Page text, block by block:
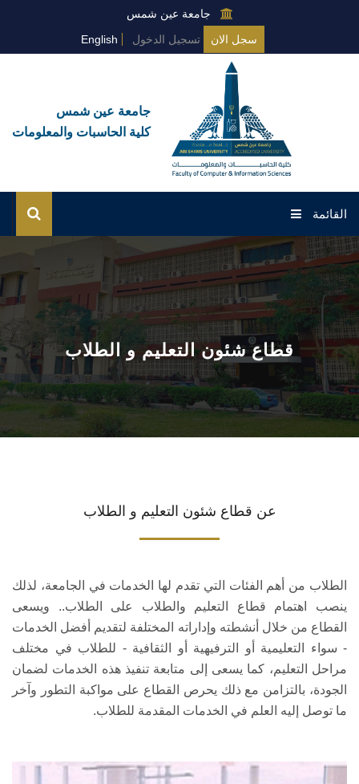
جامعة عين شمس
سجل الان
تسجيل الدخول English
جامعة عين شمس
كلية الحاسبات والمعلومات
القائمة
خدمات القطاع
قطاع شئون التعليم و الطلاب
عن قطاع شئون التعليم و الطلاب
الطلاب من أهم الفئات التي تقدم لها الخدمات في الجامعة، لذلك
ينصب اهتمام قطاع التعليم والطلاب على الطلاب.. ويسعى
القطاع من خلال أنشطته وإداراته المختلفة لتقديم أفضل الخدمات
- سواء التعليمية أو الترفيهية أو الثقافية - للطلاب في مختلف
مراحل التعليم، كما يسعى إلى متابعة تنفيذ هذه الخدمات لضمان
الجودة، بالتزامن مع ذلك يحرص القطاع على مواكبة التطور وآخر
ما توصل إليه العلم في الخدمات المقدمة للطلاب.